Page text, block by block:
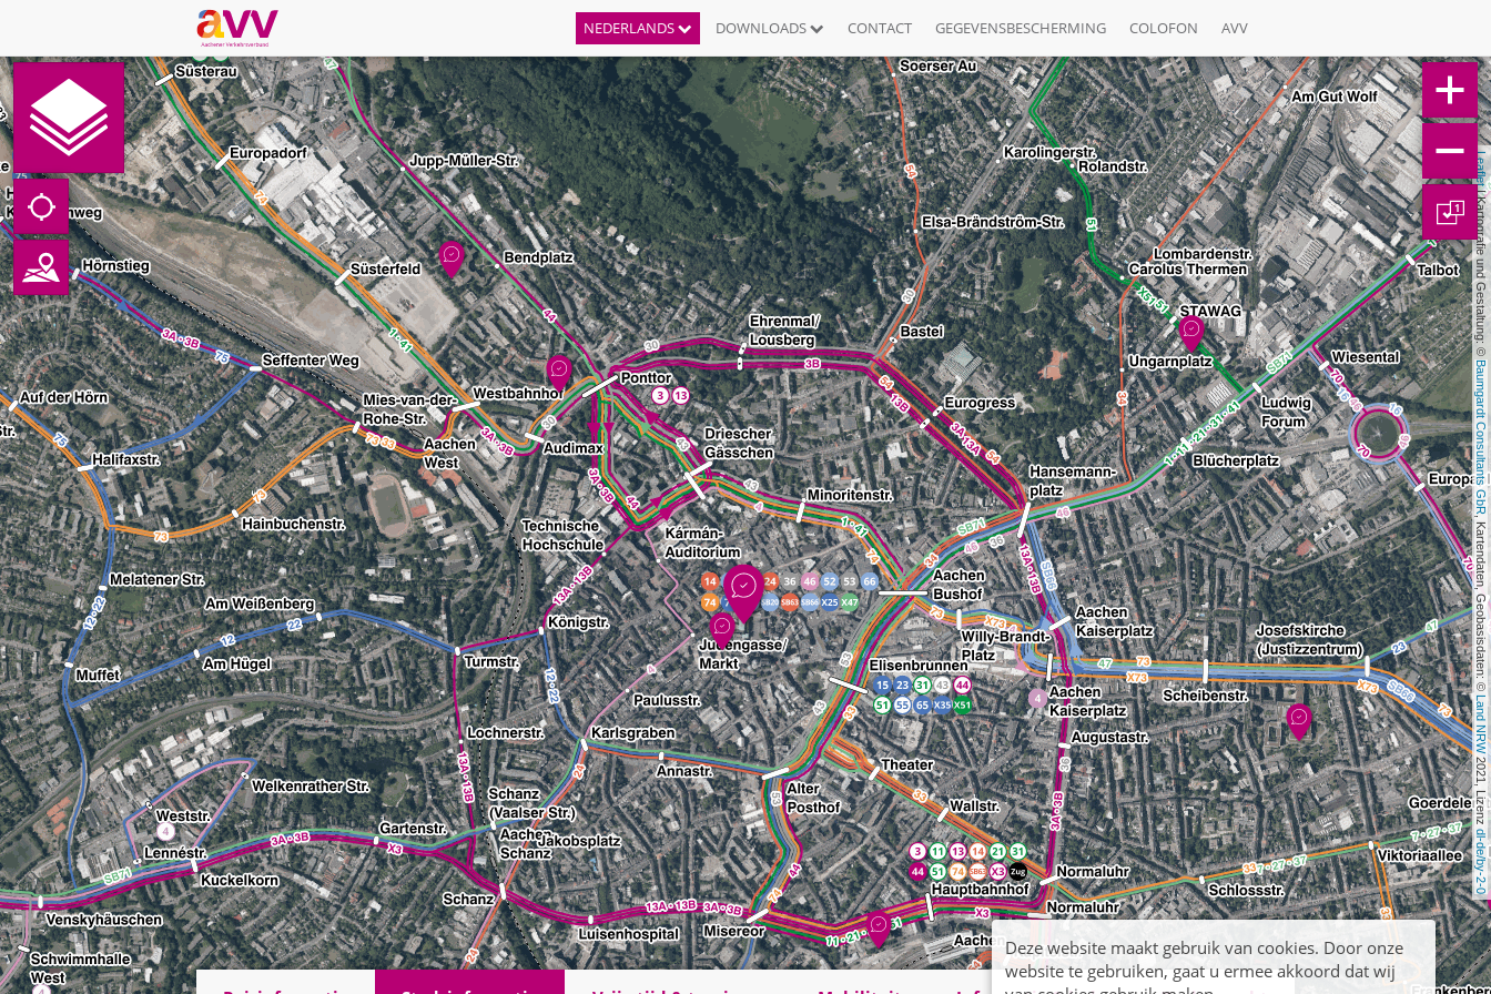
NEDERLANDS DOWNLOADS CONTACT GEGEVENSBESCHERMING COLOFON AVV
Leaflet
| Kartografie und Gestaltung: ©
Baumgardt Consultants GbR
, Kartendaten, Geobasisdaten: ©
Land NRW
2021, Lizenz
dl-de/by-2-0
1
Deze website maakt gebruik van cookies. Door onze
website te gebruiken, gaat u ermee akkoord dat wij